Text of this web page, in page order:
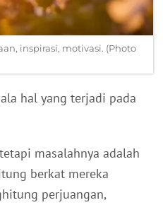
inspirasi, motivasi. (Photo
hal yang terjadi pada
masalahnya adalah
berkat mereka
perjuangan,